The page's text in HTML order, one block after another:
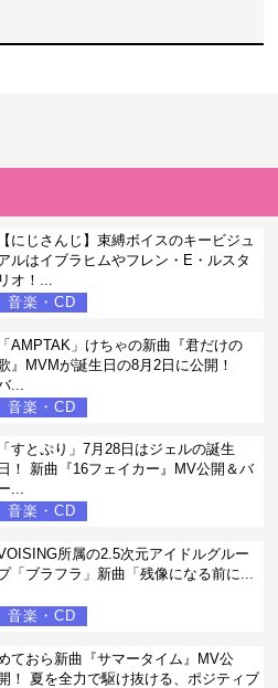
【にじさんじ】束縛ボイスのキービジュ
ルはイブラヒムやフレン・E・ルスタ
リオ！...
音楽・CD
「AMPTAK」けちゃの新曲『君だけの
』MVMが誕生日の8月2日に公開！
...
音楽・CD
「すとぷり」7月28日はジェルの誕生
日！ 新曲『16フェイカー』MV公開＆バ
...
音楽・CD
所属の2.5次元アイドルグルー
「ブラフラ」新曲「残像になる前に...
音楽・CD
ておら新曲『サマータイム』MV公
！ 夏を全力で駆け抜ける、ポジティブ